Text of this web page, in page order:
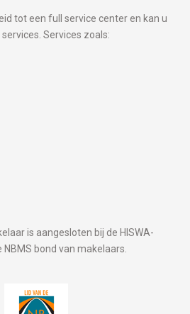
tot een full service center en kan u
Services zoals:
is aangesloten bij de HISWA-
NBMS bond van makelaars.